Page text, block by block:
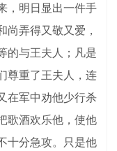
，明日显出一件手
尚弄得又敬又爱，
的与王夫人；凡是
尊重了王夫人，连
在军中劝他少行杀
歌酒欢乐他，使他
十分急攻。只是他